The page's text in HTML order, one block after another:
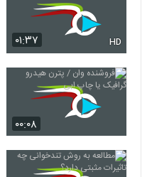
۰۱:۳۷ HD
۰۰:۰۸